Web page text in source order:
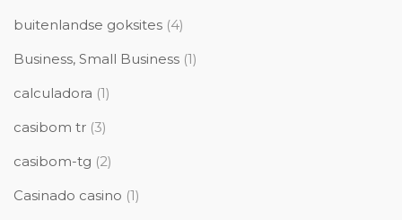
buitenlandse goksites (4)
Business, Small Business (1)
calculadora (1)
casibom tr (3)
casibom-tg (2)
Casinado casino (1)